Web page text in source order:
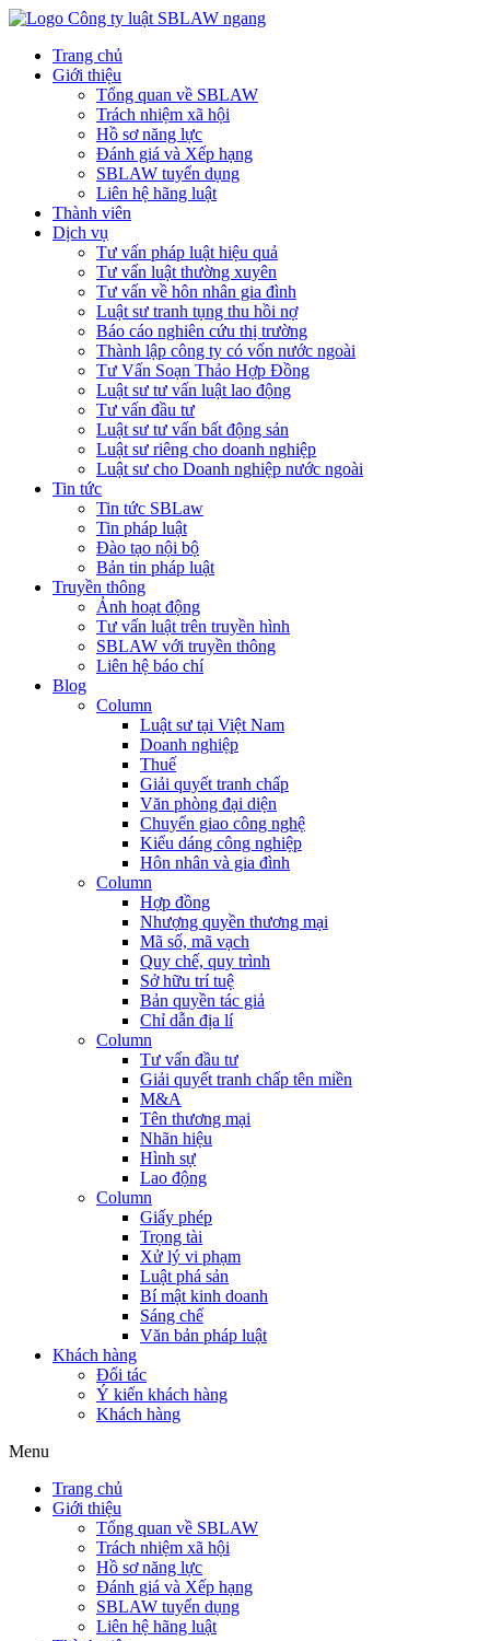
Trang chủ
Giới thiệu
Tổng quan về SBLAW
Trách nhiệm xã hội
Hồ sơ năng lực
Đánh giá và Xếp hạng
SBLAW tuyển dụng
Liên hệ hãng luật
Thành viên
Dịch vụ
Tư vấn pháp luật hiệu quả
Tư vấn luật thường xuyên
Tư vấn về hôn nhân gia đình
Luật sư tranh tụng thu hồi nợ
Báo cáo nghiên cứu thị trường
Thành lập công ty có vốn nước ngoài
Tư Vấn Soạn Thảo Hợp Đồng
Luật sư tư vấn luật lao động
Tư vấn đầu tư
Luật sư tư vấn bất động sản
Luật sư riêng cho doanh nghiệp
Luật sư cho Doanh nghiệp nước ngoài
Tin tức
Tin tức SBLaw
Tin pháp luật
Đào tạo nội bộ
Bản tin pháp luật
Truyền thông
Ảnh hoạt động
Tư vấn luật trên truyền hình
SBLAW với truyền thông
Liên hệ báo chí
Blog
Column
Luật sư tại Việt Nam
Doanh nghiệp
Thuế
Giải quyết tranh chấp
Văn phòng đại diện
Chuyển giao công nghệ
Kiểu dáng công nghiệp
Hôn nhân và gia đình
Column
Hợp đồng
Nhượng quyền thương mại
Mã số, mã vạch
Quy chế, quy trình
Sở hữu trí tuệ
Bản quyền tác giả
Chỉ dẫn địa lí
Column
Tư vấn đầu tư
Giải quyết tranh chấp tên miền
M&A
Tên thương mại
Nhãn hiệu
Hình sự
Lao động
Column
Giấy phép
Trọng tài
Xử lý vi phạm
Luật phá sản
Bí mật kinh doanh
Sáng chế
Văn bản pháp luật
Khách hàng
Đối tác
Ý kiến khách hàng
Khách hàng
Menu
Trang chủ
Giới thiệu
Tổng quan về SBLAW
Trách nhiệm xã hội
Hồ sơ năng lực
Đánh giá và Xếp hạng
SBLAW tuyển dụng
Liên hệ hãng luật